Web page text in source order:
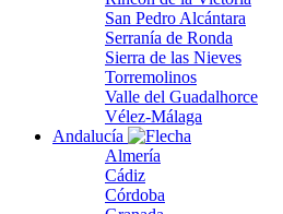
San Pedro Alcántara
Serranía de Ronda
Sierra de las Nieves
Torremolinos
Valle del Guadalhorce
Vélez-Málaga
Andalucía
Almería
Cádiz
Córdoba